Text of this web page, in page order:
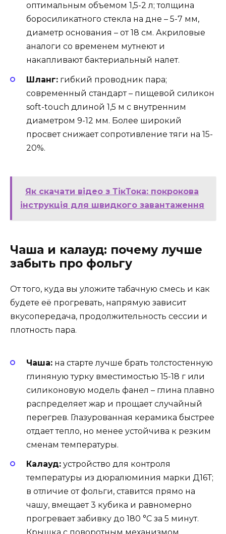
оптимальным объемом 1,5-2 л; толщина
боросиликатного стекла на дне – 5-7 мм,
диаметр основания – от 18 см. Акриловые
аналоги со временем мутнеют и
накапливают бактериальный налет.
Шланг: гибкий проводник пара;
современный стандарт – пищевой силикон
soft-touch длиной 1,5 м с внутренним
диаметром 9-12 мм. Более широкий
просвет снижает сопротивление тяги на 15-
20%.
Як скачати відео з ТікТока: покрокова
інструкція для швидкого завантаження
Чаша и калауд: почему лучше
забыть про фольгу
От того, куда вы уложите табачную смесь и как
будете её прогревать, напрямую зависит
вкусопередача, продолжительность сессии и
плотность пара.
Чаша: на старте лучше брать толстостенную
глиняную турку вместимостью 15-18 г или
силиконовую модель фанел – глина плавно
распределяет жар и прощает случайный
перегрев. Глазурованная керамика быстрее
отдает тепло, но менее устойчива к резким
сменам температуры.
Калауд: устройство для контроля
температуры из дюралюминия марки Д16Т;
в отличие от фольги, ставится прямо на
чашу, вмещает 3 кубика и равномерно
прогревает забивку до 180 °C за 5 минут.